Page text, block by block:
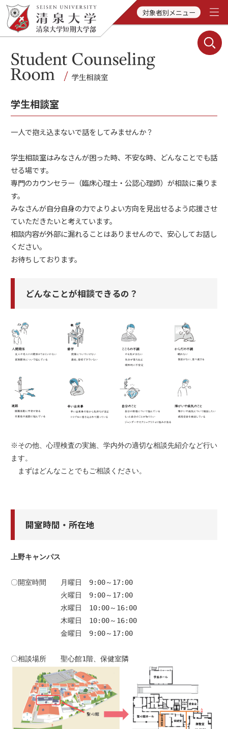
対象者別メニュー
学生相談室
一人で抱え込まないで話をしてみませんか？
学生相談室はみなさんが困った時、不安な時、どんなことでも話
せる場です。
専門のカウンセラー（臨床心理士・公認心理師）が相談に乗りま
す。
みなさんが自分自身の力でよりよい方向を見出せるよう応援させ
ていただきたいと考えています。
相談内容が外部に漏れることはありませんので、安心してお話し
ください。
お待ちしております。
どんなことが相談できるの？
※その他、心理検査の実施、学内外の適切な相談先紹介など行い
ます。
まずはどんなことでもご相談ください。
開室時間・所在地
上野キャンパス
〇開室時間　　月曜日　9:00～17:00
火曜日　9:00～17:00
水曜日　10:00～16:00
木曜日　10:00～16:00
金曜日　9:00～17:00
〇相談場所　　聖心館1階、保健室隣